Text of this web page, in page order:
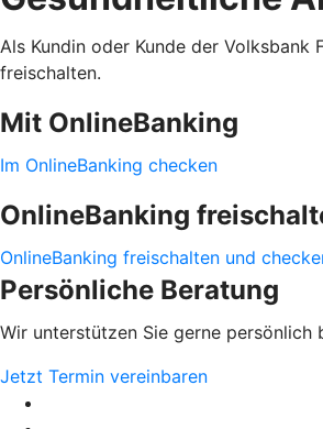
Als Kundin oder Kunde der Volksbank
freischalten.
Mit OnlineBanking
Im OnlineBanking checken
OnlineBanking
OnlineBanking freischalten und
Persönliche Beratung
Wir unterstützen Sie gerne persönlich
Jetzt Termin vereinbaren